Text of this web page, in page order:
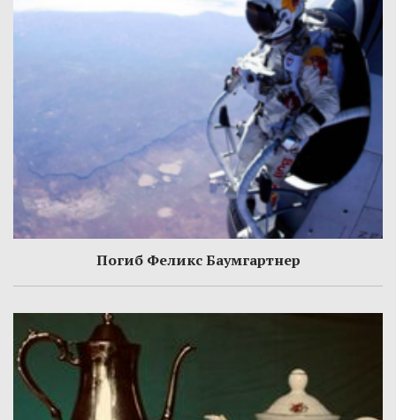
Погиб Феликс Баумгартнер